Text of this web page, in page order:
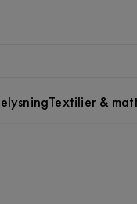
Textilier &